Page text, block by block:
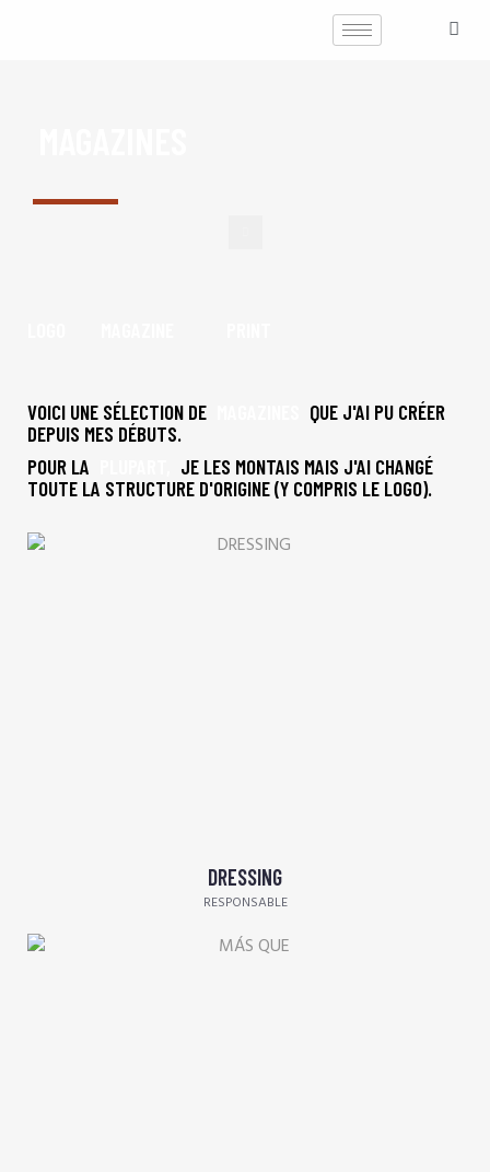
VOICI UNE SÉLECTION DE
QUE J'AI PU CRÉER
DEPUIS MES DÉBUTS.
POUR LA
JE LES MONTAIS MAIS J'AI CHANGÉ
TOUTE LA STRUCTURE D'ORIGINE (Y COMPRIS LE LOGO).
DRESSING
RESPONSABLE